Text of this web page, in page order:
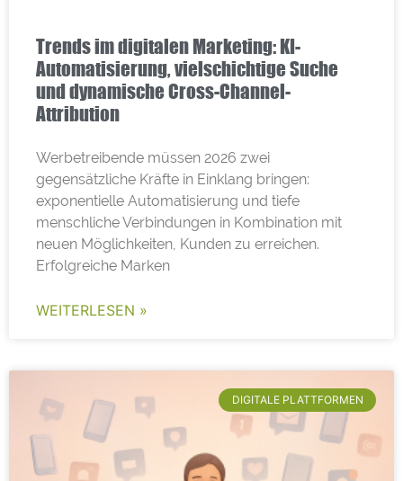
Trends im digitalen Marketing: KI-
Automatisierung, vielschichtige Suche
und dynamische Cross-Channel-
Attribution
Werbetreibende müssen 2026 zwei
gegensätzliche Kräfte in Einklang bringen:
exponentielle Automatisierung und tiefe
menschliche Verbindungen in Kombination mit
neuen Möglichkeiten, Kunden zu erreichen.
Erfolgreiche Marken
WEITERLESEN »
DIGITALE PLATTFORMEN